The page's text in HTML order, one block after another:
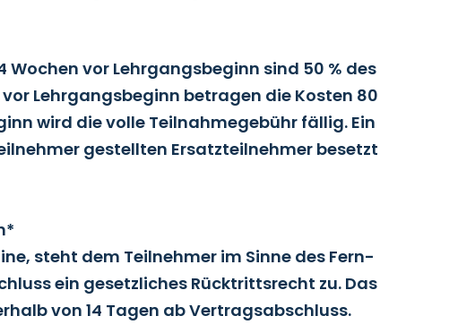
vor Lehrgangsbeginn sind 50 % des
Lehrgangsbeginn betragen die Kosten 80
wird die volle Teilnahmegebühr fällig. Ein
gestellten Ersatzteilnehmer besetzt
steht dem Teilnehmer im Sinne des Fern-
ein gesetzliches Rücktrittsrecht zu. Das
von 14 Tagen ab Vertragsabschluss.